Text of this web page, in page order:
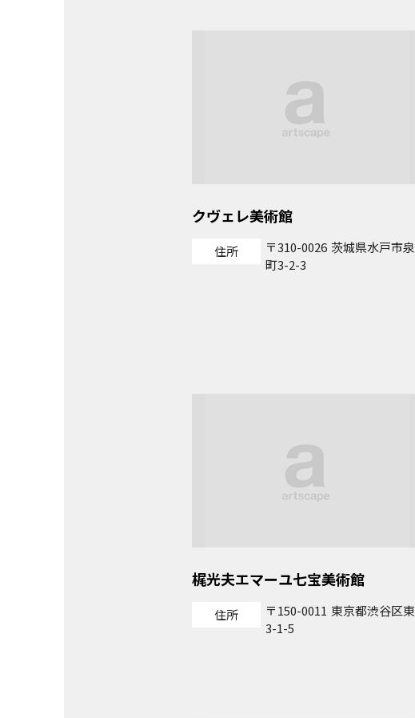
クヴェレ美術館
住所 310-0026 茨城県水戸市泉
町3-2-3
梶光夫エマーユ七宝美術館
住所 150-0011 東京都渋谷区東
3-1-5